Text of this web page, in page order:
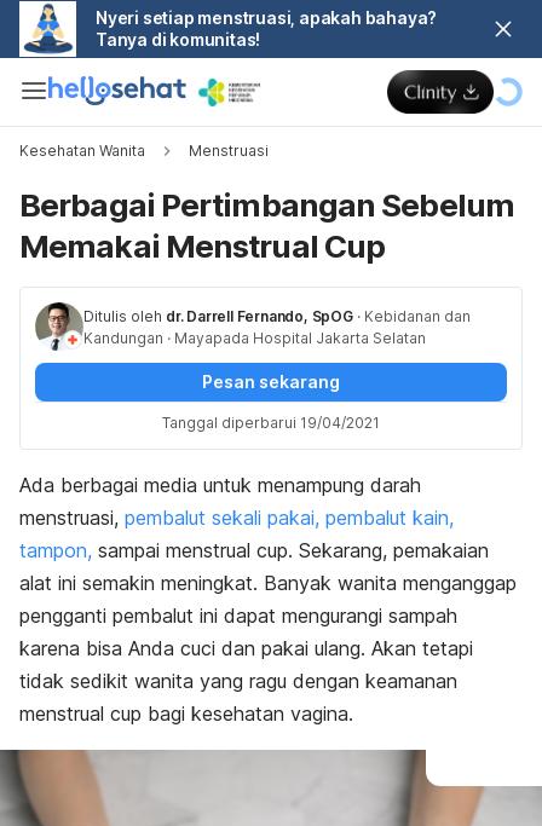
Nyeri setiap menstruasi, apakah bahaya?
Tanya di komunitas!
Kesehatan Wanita Menstruasi
Berbagai Pertimbangan Sebelum
Memakai Menstrual Cup
Ditulis oleh dr. Darrell Fernando, SpOG · Kebidanan dan
Kandungan · Mayapada Hospital Jakarta Selatan
Pesan sekarang
Tanggal diperbarui 19/04/2021
Ada berbagai media untuk menampung darah
menstruasi, pembalut sekali pakai, pembalut kain,
tampon, sampai menstrual cup. Sekarang, pemakaian
alat ini semakin meningkat. Banyak wanita menganggap
pengganti pembalut ini dapat mengurangi sampah
karena bisa Anda cuci dan pakai ulang. Akan tetapi
tidak sedikit wanita yang ragu dengan keamanan
menstrual cup bagi kesehatan vagina.